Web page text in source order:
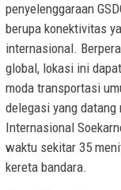
penyelenggaraan
berupa konektivitas
internasional.
global, lokasi ini
moda transportasi
delegasi yang
Internasional
waktu sekitar 35
kereta bandara.